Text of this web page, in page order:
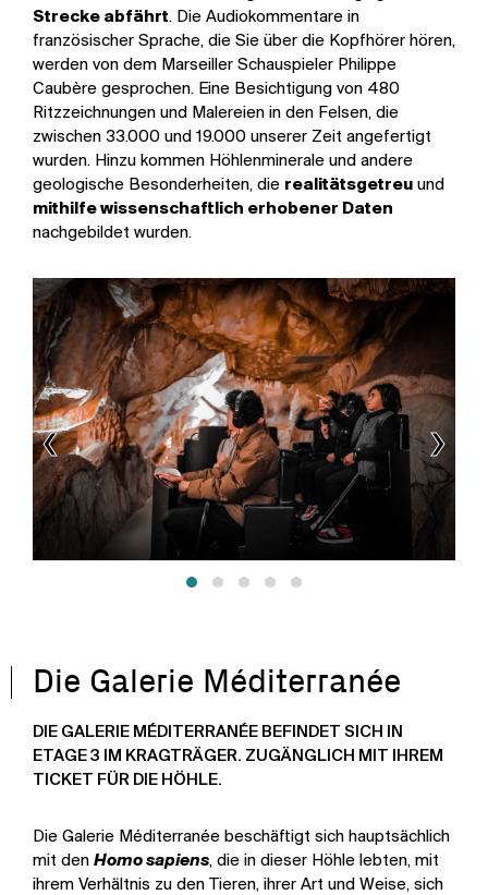
‹ ›
Strecke abfährt. Die Audiokommentare in
französischer Sprache, die Sie über die Kopfhörer hören,
werden von dem Marseiller Schauspieler Philippe
Caubère gesprochen. Eine Besichtigung von 480
Ritzzeichnungen und Malereien in den Felsen, die
zwischen 33.000 und 19.000 unserer Zeit angefertigt
wurden. Hinzu kommen Höhlenminerale und andere
geologische Besonderheiten, die realitätsgetreu und
mithilfe wissenschaftlich erhobener Daten
nachgebildet wurden.
Die Galerie Méditerranée
DIE GALERIE MÉDITERRANÉE BEFINDET SICH IN
ETAGE 3 IM KRAGTRÄGER. ZUGÄNGLICH MIT IHREM
TICKET FÜR DIE HÖHLE.
Die Galerie Méditerranée beschäftigt sich hauptsächlich
mit den Homo sapiens, die in dieser Höhle lebten, mit
ihrem Verhältnis zu den Tieren, ihrer Art und Weise, sich